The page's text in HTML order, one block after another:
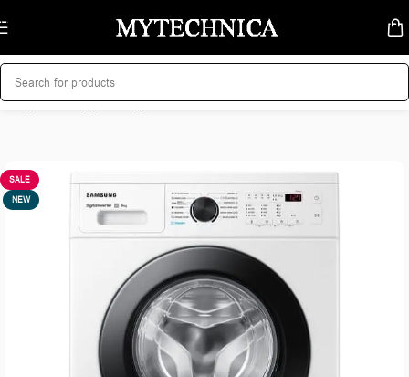
Skip to navigation
Skip to main content
მთავარი/სარეცხი მანქანა
SALE
NEW